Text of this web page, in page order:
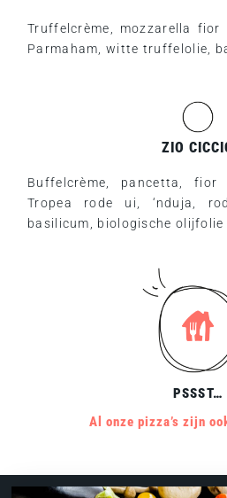
Truffelcrème, mozzarella fior
Parmaham, witte truffelolie,
ZIO
Buffelcrème, pancetta, fior
Tropea rode ui, ‘nduja,
basilicum, biologische olijfolie
PSSST…
Al onze pizza’s zijn